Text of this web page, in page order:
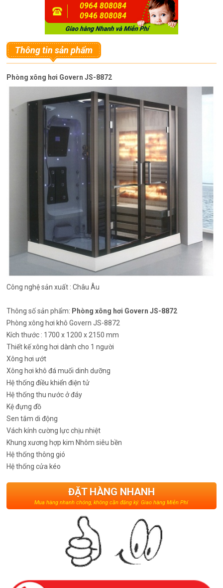
0964 808084
0946 808084
Thông tin sản phẩm
Phòng xông hơi Govern JS-8872
Công nghệ sản xuất : Châu Âu
Thông số sản phẩm: Phòng xông hơi Govern JS-8872
Phòng xông hơi khô Govern JS-8872
Kích thước : 1700 x 1200 x 2150 mm
Thiết kế xông hơi dành cho 1 người
Xông hơi ướt
Xông hơi khô đá muối dinh dưỡng
Hệ thống điều khiển điện tử
Hệ thống thu nước ở đáy
Kệ đựng đồ
Sen tắm di động
Vách kính cường lực chịu nhiệt
Khung xương hợp kim Nhôm siêu bền
Hệ thống thông gió
Hệ thống cửa kéo
ĐẶT HÀNG NHANH
Mua hàng nhanh chóng, không cần đăng ký. Giao hàng Miễn Phí